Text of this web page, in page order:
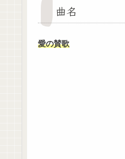
曲名
愛の賛歌